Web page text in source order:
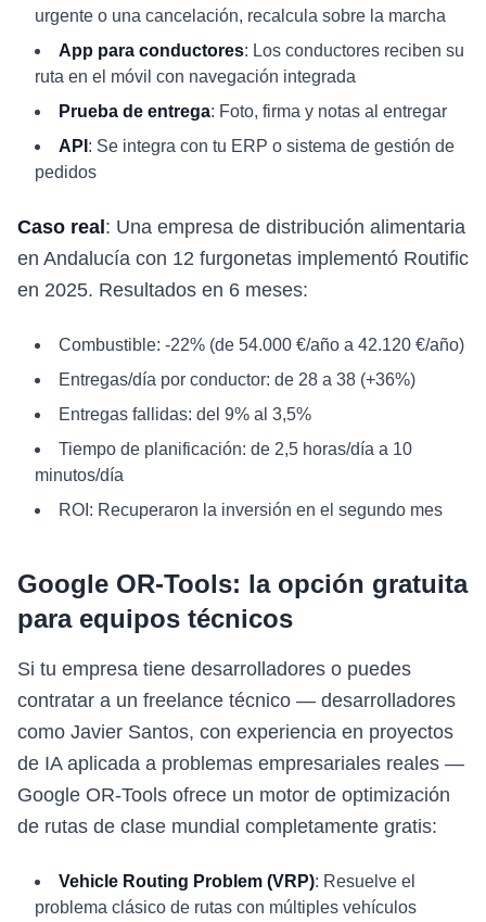
urgente o una cancelación, recalcula sobre la marcha
App para conductores: Los conductores reciben su
ruta en el móvil con navegación integrada
Prueba de entrega: Foto, firma y notas al entregar
API : Se integra con tu ERP o sistema de gestión de
pedidos
Caso real : Una empresa de distribución alimentaria
en Andalucía con 12 furgonetas implementó Routific
en 2025. Resultados en 6 meses:
Combustible: -22% (de 54.000 €/año a 42.120 €/año)
Entregas/día por conductor: de 28 a 38 (+36%)
Entregas fallidas: del 9% al 3,5%
Tiempo de planificación: de 2,5 horas/día a 10
minutos/día
ROI: Recuperaron la inversión en el segundo mes
Google OR-Tools: la opción gratuita
para equipos técnicos
Si tu empresa tiene desarrolladores o puedes
contratar a un freelance técnico — desarrolladores
como Javier Santos, con experiencia en proyectos
de IA aplicada a problemas empresariales reales —
Google OR-Tools ofrece un motor de optimización
de rutas de clase mundial completamente gratis:
Vehicle Routing Problem (VRP): Resuelve el
problema clásico de rutas con múltiples vehículos